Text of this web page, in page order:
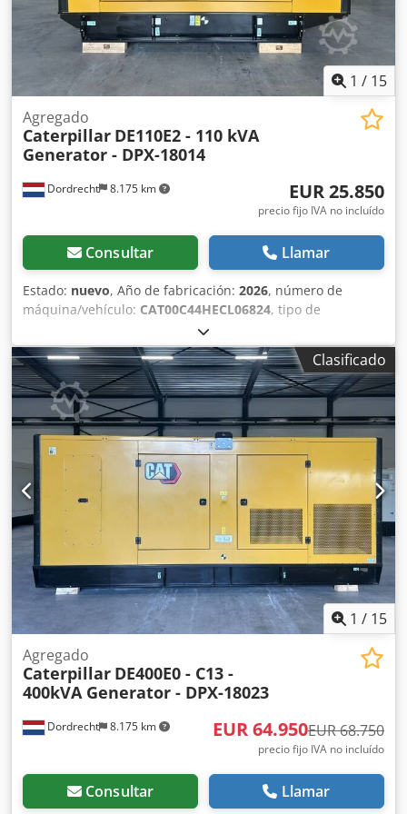
1 / 15
Dordrecht 8.175 km
Agregado
Caterpillar DE110E2 - 110 kVA
Generator - DPX-18014
EUR 25.850
precio fijo IVA no incluído
Consultar Llamar
Estado: nuevo, Año de fabricación: 2026, número de
máquina/vehículo: CAT00C44HECL06824, tipo de
, fabricante de motores:
C4.4, Propósito de uso: Construcción Peso en vacío: 1.547
kg Potencia del generador: 110 kVA Dimensiones del
compartimento de carga: 277 x 113 x 153 cm Marcado CE:
sí Volumen del depósito de agua: 250 l Contacte al equipo
DPX para obtener más información. = Otras opciones y
accesorios = - Batería - Panel de control - Techo de acero -
Cisterna Dodpfx Aqjy S N N Esrsck
Clasificado
1 / 15
Dordrecht 8.175 km
Agregado
Caterpillar DE400E0 - C13 -
400kVA Generator - DPX-18023
EUR 64.950EUR 68.750
precio fijo IVA no incluído
Consultar Llamar